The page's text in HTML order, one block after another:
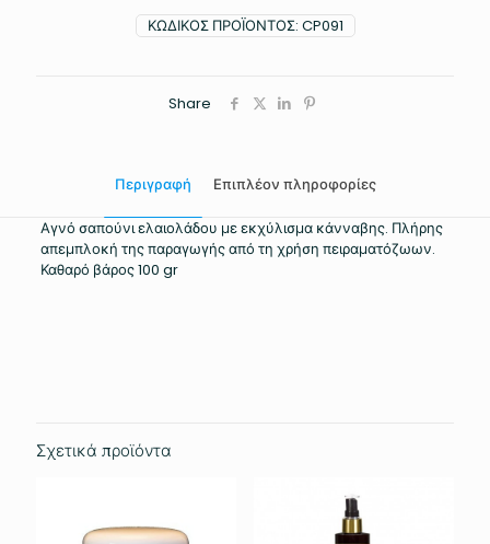
ΚΩΔΙΚΌΣ ΠΡΟΪΌΝΤΟΣ: CP091
Share
Περιγραφή Επιπλέον πληροφορίες
Αγνό σαπούνι ελαιολάδου με εκχύλισμα κάνναβης. Πλήρης
απεμπλοκή της παραγωγής από τη χρήση πειραματόζωων.
Καθαρό βάρος 100 gr
Σχετικά προϊόντα